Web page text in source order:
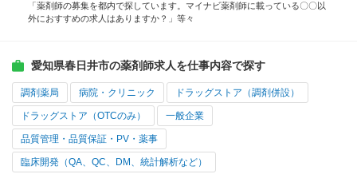
「薬剤師の募集を都内で探しています。マイナビ薬剤師に載っている〇〇以
外におすすめの求人はありますか？」等々
愛知県春日井市の薬剤師求人を仕事内容で探す
調剤薬局 病院・クリニック ドラッグストア（調剤併設）
ドラッグストア（OTCのみ） 一般企業
品質管理・品質保証・PV・薬事
臨床開発（QA、QC、DM、統計解析など）